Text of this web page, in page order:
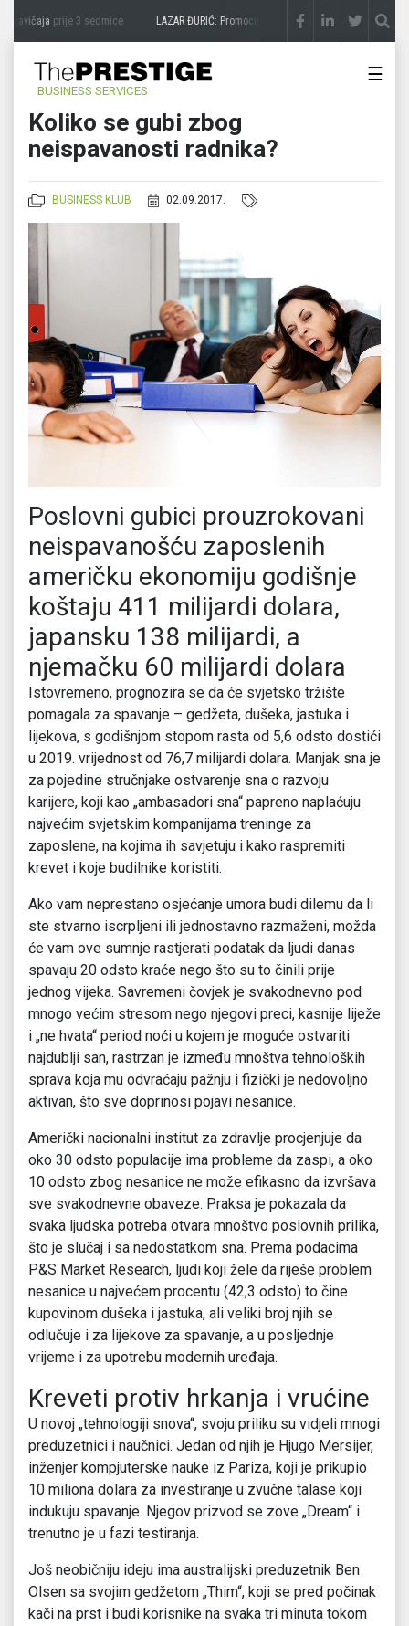
zavičajaprije 3 sedmice LAZAR ĐURIĆ: Promocija potencijal pretvara u destinaciju
BUSINESS SERVICES
☰
Koliko se gubi zbog
neispavanosti radnika?
BUSINESS KLUB 02.09.2017.
Poslovni gubici prouzrokovani
neispavanošću zaposlenih
američku ekonomiju godišnje
koštaju 411 milijardi dolara,
japansku 138 milijardi, a
njemačku 60 milijardi dolara
Istovremeno, prognozira se da će svjetsko tržište
pomagala za spavanje – gedžeta, dušeka, jastuka i
lijekova, s godišnjom stopom rasta od 5,6 odsto dostići
u 2019. vrijednost od 76,7 milijardi dolara. Manjak sna je
za pojedine stručnjake ostvarenje sna o razvoju
karijere, koji kao „ambasadori sna“ papreno naplaćuju
najvećim svjetskim kompanijama treninge za
zaposlene, na kojima ih savjetuju i kako raspremiti
krevet i koje budilnike koristiti.
Ako vam neprestano osjećanje umora budi dilemu da li
ste stvarno iscrpljeni ili jednostavno razmaženi, možda
će vam ove sumnje rastjerati podatak da ljudi danas
spavaju 20 odsto kraće nego što su to činili prije
jednog vijeka. Savremeni čovjek je svakodnevno pod
mnogo većim stresom nego njegovi preci, kasnije liježe
i „ne hvata“ period noći u kojem je moguće ostvariti
najdublji san, rastrzan je između mnoštva tehnoloških
sprava koja mu odvraćaju pažnju i fizički je nedovoljno
aktivan, što sve doprinosi pojavi nesanice.
Američki nacionalni institut za zdravlje procjenjuje da
oko 30 odsto populacije ima probleme da zaspi, a oko
10 odsto zbog nesanice ne može efikasno da izvršava
sve svakodnevne obaveze. Praksa je pokazala da
svaka ljudska potreba otvara mnoštvo poslovnih prilika,
što je slučaj i sa nedostatkom sna. Prema podacima
P&S Market Research, ljudi koji žele da riješe problem
nesanice u najvećem procentu (42,3 odsto) to čine
kupovinom dušeka i jastuka, ali veliki broj njih se
odlučuje i za lijekove za spavanje, a u posljednje
vrijeme i za upotrebu modernih uređaja.
Kreveti protiv hrkanja i vrućine
U novoj „tehnologiji snova“, svoju priliku su vidjeli mnogi
preduzetnici i naučnici. Jedan od njih je Hjugo Mersijer,
inženjer kompjuterske nauke iz Pariza, koji je prikupio
10 miliona dolara za investiranje u zvučne talase koji
indukuju spavanje. Njegov prizvod se zove „Dream“ i
trenutno je u fazi testiranja.
Još neobičniju ideju ima australijski preduzetnik Ben
Olsen sa svojim gedžetom „Thim“, koji se pred počinak
kači na prst i budi korisnike na svaka tri minuta tokom